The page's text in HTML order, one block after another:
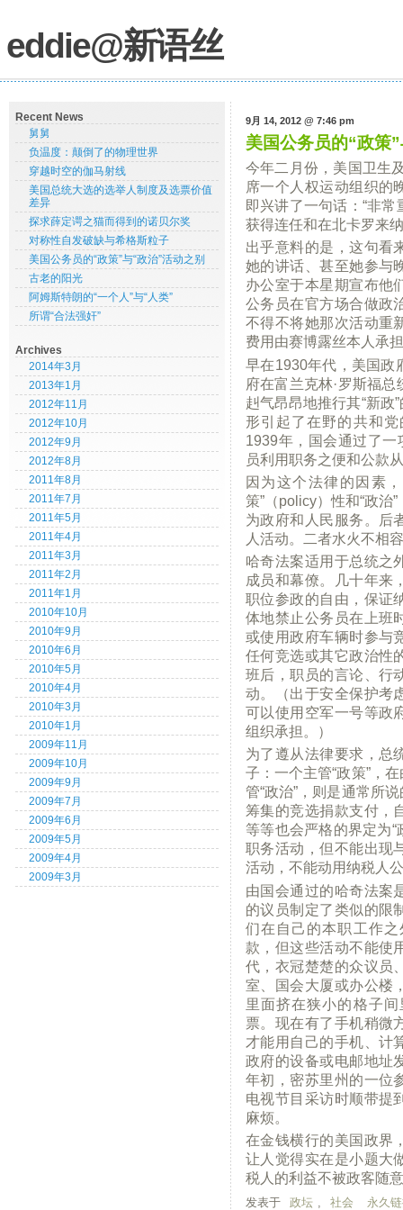
eddie@新语丝
Recent News
舅舅
负温度：颠倒了的物理世界
穿越时空的伽马射线
美国总统大选的选举人制度及选票价值
差异
探求薛定谔之猫而得到的诺贝尔奖
对称性自发破缺与希格斯粒子
美国公务员的“政策”与“政治”活动之别
古老的阳光
阿姆斯特朗的“一个人”与“人类”
所谓“合法强奸”
Archives
2014年3月
2013年1月
2012年11月
2012年10月
2012年9月
2012年8月
2011年8月
2011年7月
2011年5月
2011年4月
2011年3月
2011年2月
2011年1月
2010年10月
2010年9月
2010年6月
2010年5月
2010年4月
2010年3月
2010年1月
2009年11月
2009年10月
2009年9月
2009年7月
2009年6月
2009年5月
2009年4月
2009年3月
9月 14, 2012 @ 7:46 pm
美国公务员的“政策
今年二月份，美国卫生
席一个人权运动组织的
即兴讲了一句话：“非
获得连任和在北卡罗来
出乎意料的是，这句看
她的讲话、甚至她参与
办公室于本星期宣布他
公务员在官方场合做政
不得不将她那次活动重
费用由赛博露丝本人承
早在1930年代，美国政
府在富兰克林·罗斯福
赳气昂昂地推行其“新政
形引起了在野的共和
1939年，国会通过了一
员利用职务之便和公款
因为这个法律的因素
策”（policy）性和“政治
为政府和人民服务。后
人活动。二者水火不相
哈奇法案适用于总统之
成员和幕僚。几十年来
职位参政的自由，保证
体地禁止公务员在上班
或使用政府车辆时参与
任何竞选或其它政治性
班后，职员的言论、行
动。（出于安全保护考
可以使用空军一号等政
组织承担。）
为了遵从法律要求，总
子：一个主管“政策”，
管“政治”，则是通常所
筹集的竞选捐款支付，
等等也会严格的界定为“
职务活动，但不能出现
活动，不能动用纳税人
由国会通过的哈奇法案
的议员制定了类似的限
们在自己的本职工作
款，但这些活动不能使
代，衣冠楚楚的众议员
室、国会大厦或办公楼
里面挤在狭小的格子
票。现在有了手机稍微
才能用自己的手机、计
政府的设备或电邮地址
年初，密苏里州的一位
电视节目采访时顺带提
麻烦。
在金钱横行的美国政界
让人觉得实在是小题大
税人的利益不被政客随
发表于 政坛 社会 永久